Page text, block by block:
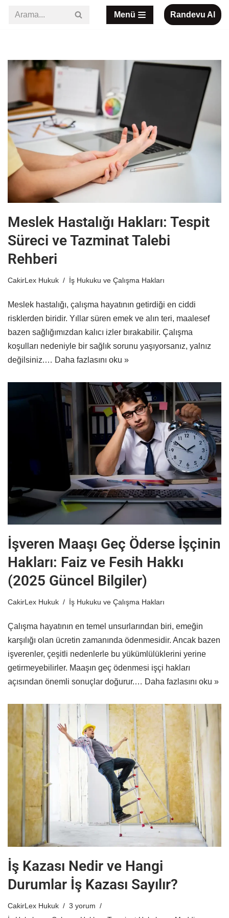
Menü Randevu Al
Meslek Hastalığı Hakları: Tespit
Süreci ve Tazminat Talebi
Rehberi
CakirLex Hukuk İş Hukuku ve Çalışma Hakları
Meslek hastalığı, çalışma hayatının getirdiği en ciddi
risklerden biridir. Yıllar süren emek ve alın teri, maalesef
bazen sağlığımızdan kalıcı izler bırakabilir. Çalışma
koşulları nedeniyle bir sağlık sorunu yaşıyorsanız, yalnız
değilsiniz.… Daha fazlasını oku »
İşveren Maaşı Geç Öderse İşçinin
Hakları: Faiz ve Fesih Hakkı
(2025 Güncel Bilgiler)
CakirLex Hukuk İş Hukuku ve Çalışma Hakları
Çalışma hayatının en temel unsurlarından biri, emeğin
karşılığı olan ücretin zamanında ödenmesidir. Ancak bazen
işverenler, çeşitli nedenlerle bu yükümlülüklerini yerine
getirmeyebilirler. Maaşın geç ödenmesi işçi hakları
açısından önemli sonuçlar doğurur.… Daha fazlasını oku »
İş Kazası Nedir ve Hangi
Durumlar İş Kazası Sayılır?
CakirLex Hukuk
3 yorum